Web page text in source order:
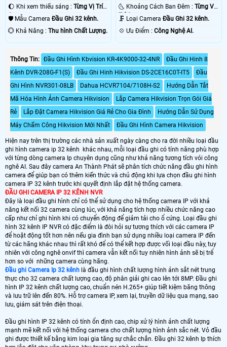
🌔 Khi xem thiếu sáng : Từng Vị Trí
Camera .
🛡 Mẫu Camera Đầu Ghi 32 kênh.
️💮 Khả Năng : Thu hình Chất Lượng.
🌜 Khoảng Cách Ban Đêm :Từng Vị
Trí Camera .
🗜️ Loại CameraĐầu Ghi 32 kênh.
️💠 Ưu Điểm :Công Nghệ AI.
Thông Tin: Đầu Ghi Hình Kbvision KR-4K9000-32-4NR
Đầu Ghi Hinh 8
Kênh DVR-208G-F1(S)
Đầu Ghi Hinh Hikvision DS-2CE16C0T-IT5
Đầu
Ghi Hình NVR301-08LB
Dahua HCVR7104/7108H-S2
Hướng Dẫn Tắt
Mã Hóa Hình Ảnh Camera Hikvision
Lắp Camera Hikvision Trọn Gói Giá
Rẻ
Lắp Đặt Camera Hikvision Giá Rẻ Cho Gia Đình
Hướng Dẫn Sử Dụng
Máy Chấm Công Hikvision Mới Nhất
Đầu Ghi Hình Camera Hikvision
Hiện nay trên thị trường các nhà sản xuất ngày càng cho ra đời nhiều loại đầu
ghi hình camera ip 32 kênh khác nhau, mỗi loại đầu ghi có tính năng phù hợp
với từng dòng camera Ip chuyên dụng cũng như khả năng tương tích vói công
nghê AI. Sau đây camera An Thành Phát sẽ phân tích chức năng đầu ghi hình
camera để giúp bạn có thêm kiến thức và chủ động khi lựa chọn đầu ghi hình
camera IP 32 kênh trước khi quyết định lắp đặt hệ thống camera.
ĐẦU GHI CAMERA IP 32 KÊNH NVR
Đây là loại đầu ghi hình chỉ có thể sử dụng cho hệ thống camera IP với khả
năng kết nối 32 camera cùng lúc, với khả năng tích hợp nhiều chức năng cao
cấp như chỉ ghi hình khi có chuyển động để giảm tải cho ổ cứng. Loại đầu ghi
hình 32 kênh IP NVR có đặc điểm là đòi hỏi sự tương thích với các camera IP
để hoặt động tốt hơn nên nếu gia đình bạn sử dụng nhiều loại camera IP đến
từ các hãng khác nhau thì rất khó để có thể kết hợp được vối loại đầu này, tuy
nhiên với công nghê onvif thì camera vẫn kết nối tuy nhiên hình ảnh sẽ bị trể
hơn so với những camera cùng hãng.
Đầu ghi Camera Ip 32 kênh là đầu ghi hình chất lượng hình ảnh sắt nét trung
thực cho 32 camera chất lượng cao, độ phân giải ghi cao lên tới 8MP. Đầu ghi
hình IP 32 kênh chất lượng cao, chuẩn nén H.265+ giúp tiết kiệm băng thông
và lưu trữ lên đến 80%. Hỗ trợ camera IP, xem lại, truyền dữ liệu qua mạng, sao
lưu, giám sát trên điện thoại.
Đầu ghi hình IP 32 kênh có tính ổn định cao, chip xử lý hình ảnh chất lượng
mạnh mẽ kết nối với hệ thống camera cho chất lượng hình ảnh sắc nét. Vỏ đầu
ghi được thiết kế bằng kim loại gia tăng sự chắc chắn. Đầu ghi 32 kênh Ip thích